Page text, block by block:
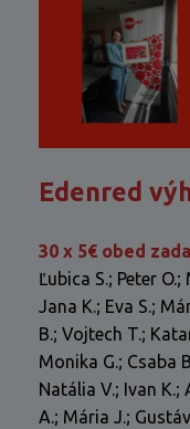
Edenred
30 x 5€ obed
Ľubica S.; Peter
Jana K.; Eva S.;
B.; Vojtech T.;
Monika G.; Csaba
Natália V.; Ivan K.;
A.; Mária J.;